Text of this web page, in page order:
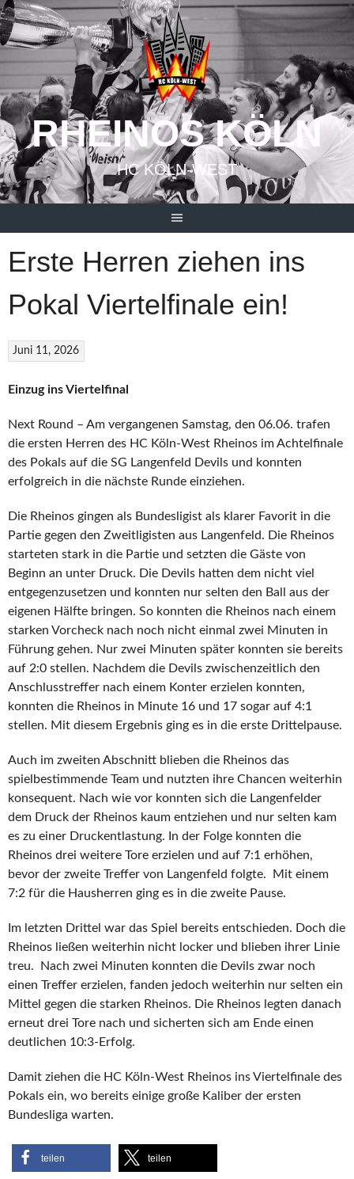
Springe
zum
Inhalt
RHEINOS KÖLN
HC KÖLN-WEST
Erste Herren ziehen ins
Pokal Viertelfinale ein!
Juni 11, 2026
Einzug ins Viertelfinal
Next Round – Am vergangenen Samstag, den 06.06. trafen
die ersten Herren des HC Köln-West Rheinos im Achtelfinale
des Pokals auf die SG Langenfeld Devils und konnten
erfolgreich in die nächste Runde einziehen.
Die Rheinos gingen als Bundesligist als klarer Favorit in die
Partie gegen den Zweitligisten aus Langenfeld. Die Rheinos
starteten stark in die Partie und setzten die Gäste von
Beginn an unter Druck. Die Devils hatten dem nicht viel
entgegenzusetzen und konnten nur selten den Ball aus der
eigenen Hälfte bringen. So konnten die Rheinos nach einem
starken Vorcheck nach noch nicht einmal zwei Minuten in
Führung gehen. Nur zwei Minuten später konnten sie bereits
auf 2:0 stellen. Nachdem die Devils zwischenzeitlich den
Anschlusstreffer nach einem Konter erzielen konnten,
konnten die Rheinos in Minute 16 und 17 sogar auf 4:1
stellen. Mit diesem Ergebnis ging es in die erste Drittelpause.
Auch im zweiten Abschnitt blieben die Rheinos das
spielbestimmende Team und nutzten ihre Chancen weiterhin
konsequent. Nach wie vor konnten sich die Langenfelder
dem Druck der Rheinos kaum entziehen und nur selten kam
es zu einer Druckentlastung. In der Folge konnten die
Rheinos drei weitere Tore erzielen und auf 7:1 erhöhen,
bevor der zweite Treffer von Langenfeld folgte. Mit einem
7:2 für die Hausherren ging es in die zweite Pause.
Im letzten Drittel war das Spiel bereits entschieden. Doch die
Rheinos ließen weiterhin nicht locker und blieben ihrer Linie
treu. Nach zwei Minuten konnten die Devils zwar noch
einen Treffer erzielen, fanden jedoch weiterhin nur selten ein
Mittel gegen die starken Rheinos. Die Rheinos legten danach
erneut drei Tore nach und sicherten sich am Ende einen
deutlichen 10:3-Erfolg.
Damit ziehen die HC Köln-West Rheinos ins Viertelfinale des
Pokals ein, wo bereits einige große Kaliber der ersten
Bundesliga warten.
teilen teilen